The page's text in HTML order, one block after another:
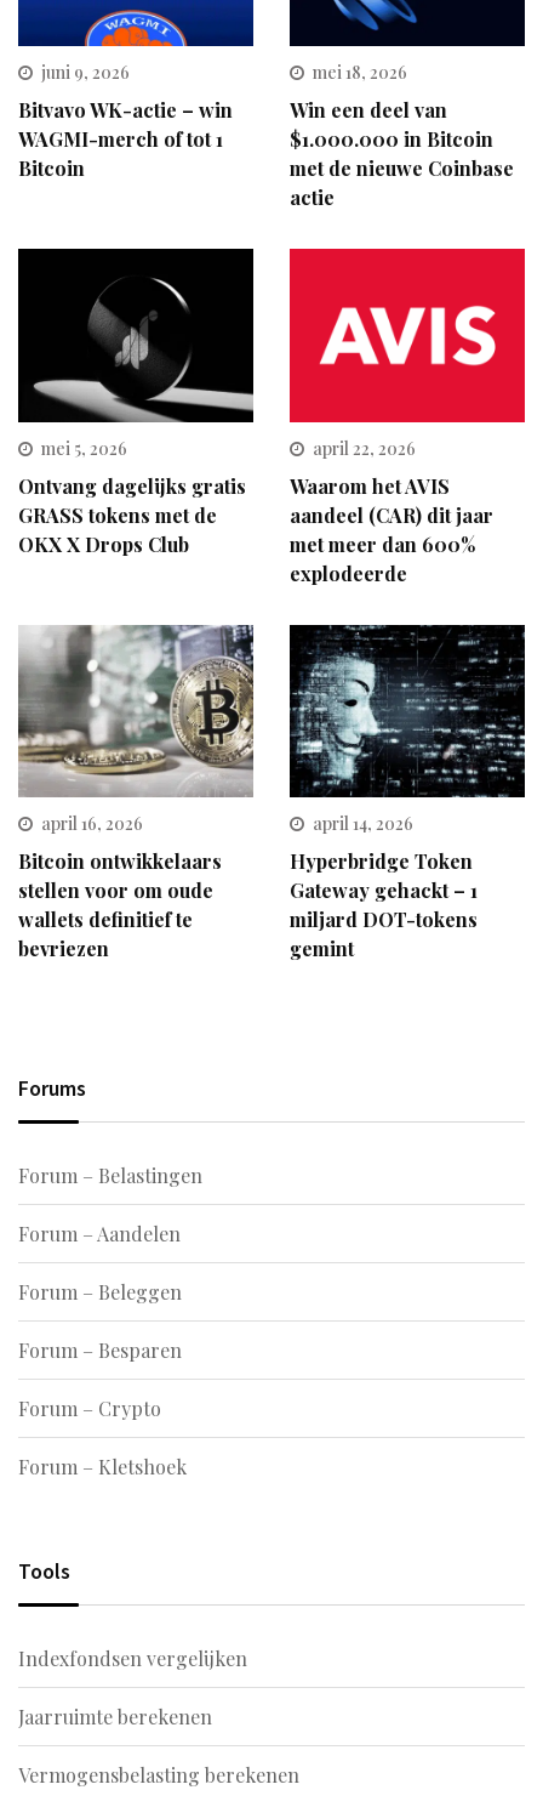
juni 9, 2026
Bitvavo WK-actie – win
WAGMI-merch of tot 1
Bitcoin
mei 18, 2026
Win een deel van
$1.000.000 in Bitcoin
met de nieuwe Coinbase
actie
mei 5, 2026
Ontvang dagelijks gratis
GRASS tokens met de
OKX X Drops Club
april 22, 2026
Waarom het AVIS
aandeel (CAR) dit jaar
met meer dan 600%
explodeerde
april 16, 2026
Bitcoin ontwikkelaars
stellen voor om oude
wallets definitief te
bevriezen
april 14, 2026
Hyperbridge Token
Gateway gehackt – 1
miljard DOT-tokens
gemint
Forums
Forum – Belastingen
Forum – Aandelen
Forum – Beleggen
Forum – Besparen
Forum – Crypto
Forum – Kletshoek
Tools
Indexfondsen vergelijken
Jaarruimte berekenen
Vermogensbelasting berekenen